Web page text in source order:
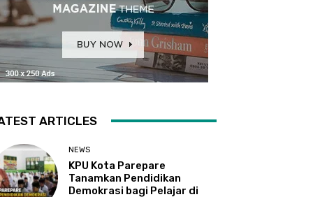
ARTICLES
NEWS
KPU Kota Parepare
Tanamkan Pendidikan
Demokrasi bagi Pelajar di